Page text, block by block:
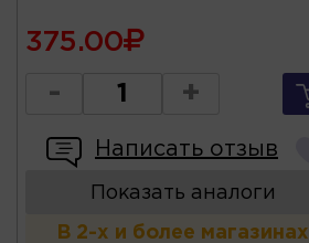
375.00
- +
Написать отзыв
Показать аналоги
В 2-х и более магазинах